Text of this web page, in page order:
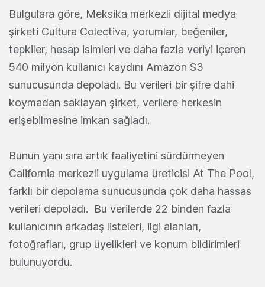
Bulgulara göre, Meksika merkezli dijital medya
şirketi Cultura Colectiva, yorumlar, beğeniler,
tepkiler, hesap isimleri ve daha fazla veriyi içeren
540 milyon kullanıcı kaydını Amazon S3
sunucusunda depoladı. Bu verileri bir şifre dahi
koymadan saklayan şirket, verilere herkesin
erişebilmesine imkan sağladı.
Bunun yanı sıra artık faaliyetini sürdürmeyen
California merkezli uygulama üreticisi At The Pool,
farklı bir depolama sunucusunda çok daha hassas
verileri depoladı. Bu verilerde 22 binden fazla
kullanıcının arkadaş listeleri, ilgi alanları,
fotoğrafları, grup üyelikleri ve konum bildirimleri
bulunuyordu.